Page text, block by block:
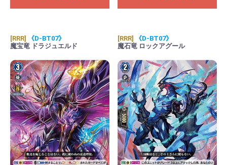
[RRR]
《D-BT07》
魔宝竜 ドラジュエルド
[RRR]
《D-BT07》
魔石竜 ロックアグール